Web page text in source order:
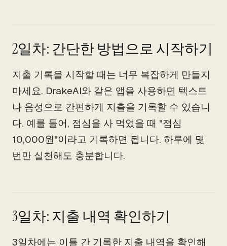
2일차: 간단한 방법으로 시작하기
지출 기록을 시작할 때는 너무 복잡하게 만들지
마세요. DrakeAI와 같은 앱을 사용하면 텍스트
나 음성으로 간편하게 지출을 기록할 수 있습니
다. 예를 들어, 점심을 사 먹었을 때 "점심
10,000원"이라고 기록하면 됩니다. 하루에 몇
번만 실천해도 충분합니다.
3일차: 지출 내역 확인하기
3일차에는 이틀 간 기록한 지출 내역을 확인해